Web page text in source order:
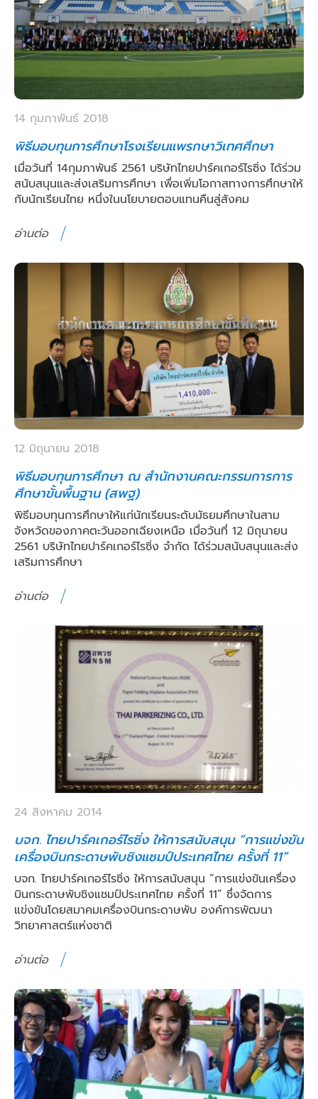
14 กุมภาพันธ์ 2018
พิธีมอบทุนการศึกษาโรงเรียนแพรกษาวิเทศศึกษา
เมื่อวันที่ 14กุมภาพันธ์ 2561 บริษัทไทยปาร์คเกอร์ไรซิ่ง ได้ร่วม
สนับสนุนและส่งเสริมการศึกษา เพื่อเพิ่มโอกาสทางการศึกษาให้
กับนักเรียนไทย หนึ่งในนโยบายตอบแทนคืนสู่สังคม
อ่านต่อ
12 มิถุนายน 2018
พิธีมอบทุนการศึกษา ณ สำนักงานคณะกรรมการการ
ศึกษาขั้นพื้นฐาน (สพฐ)
พิธีมอบทุนการศึกษาให้แก่นักเรียนระดับมัธยมศึกษาในสาม
จังหวัดของภาคตะวันออกเฉียงเหนือ เมื่อวันที่ 12 มิถุนายน
2561 บริษัทไทยปาร์คเกอร์ไรซิ่ง จำกัด ได้ร่วมสนับสนุนและส่ง
เสริมการศึกษา
อ่านต่อ
24 สิงหาคม 2014
บจก. ไทยปาร์คเกอร์ไรซิ่ง ให้การสนับสนุน “การแข่งขัน
เครื่องบินกระดาษพับชิงแชมป์ประเทศไทย ครั้งที่ 11”
บจก. ไทยปาร์คเกอร์ไรซิ่ง ให้การสนับสนุน “การแข่งขันเครื่อง
บินกระดาษพับชิงแชมป์ประเทศไทย ครั้งที่ 11” ซึ่งจัดการ
แข่งขันโดยสมาคมเครื่องบินกระดาษพับ องค์การพัฒนา
วิทยาศาสตร์แห่งชาติ
อ่านต่อ